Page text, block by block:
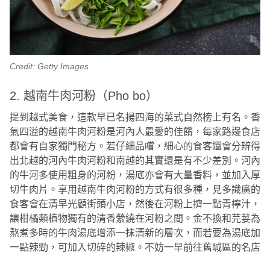
Credit: Getty Images
2. 越南牛肉河粉（Pho bo）
提到越式美食，這款早已名揚四海的菜式自然榜上有名。香
氣四溢的越南牛肉河粉是河內人最愛的佳餚，每家路邊食店
都會有自家獨門秘方。若仔細品嚐，細心的食客還會分辨得
出北越的河內牛肉河粉和南越的其實還是有不少差別。河內
的牛河多使用粗身的河粉，湯底亦會有大量香料，並加入厚
切牛肉片。享用越南牛肉河粉的方式有很多種，見多識廣的
食客會在清早光顧街頭小店，然後在河粉上擠一點青檸汁，
讓柑橘類植物獨有的清香縈繞在河粉之間。金不換和芫荽為
熬煮多時的牛肉湯底增添一抹清新的層次，而若要為湯底加
一點辣勁，可加入切碎的辣椒。不妨一早前往舊城區的名店